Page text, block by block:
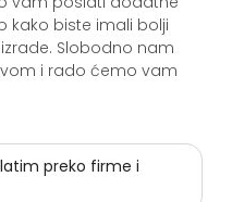
kako biste imali bolji
Slobodno nam
i rado ćemo vam
preko firme i